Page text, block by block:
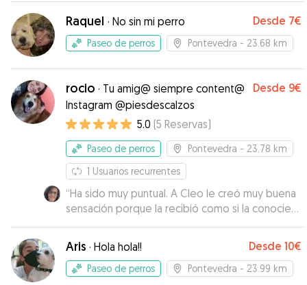
Raquel · No sin mi perro Desde 7€
Paseo de perros Pontevedra - 23.68 km
rocio · Tu amig@ siempre content@
Instagram @piesdescalzos
Desde 9€
5.0 (5 Reservas)
Paseo de perros Pontevedra - 23.78 km
1 Usuarios recurrentes
“Ha sido muy puntual. A Cleo le creó muy buena
sensación porque la recibió como si la conociera
de siempre y enseguida fue a buscar uno de los
tesoros que va escondiendo por la casa para
enseñárselo. Jugó mucho con ella, se le subió
encima mientras estaba sentadas y se fue muy
Aris · Hola hola!! Desde 10€
Paseo de perros Pontevedra - 23.99 km